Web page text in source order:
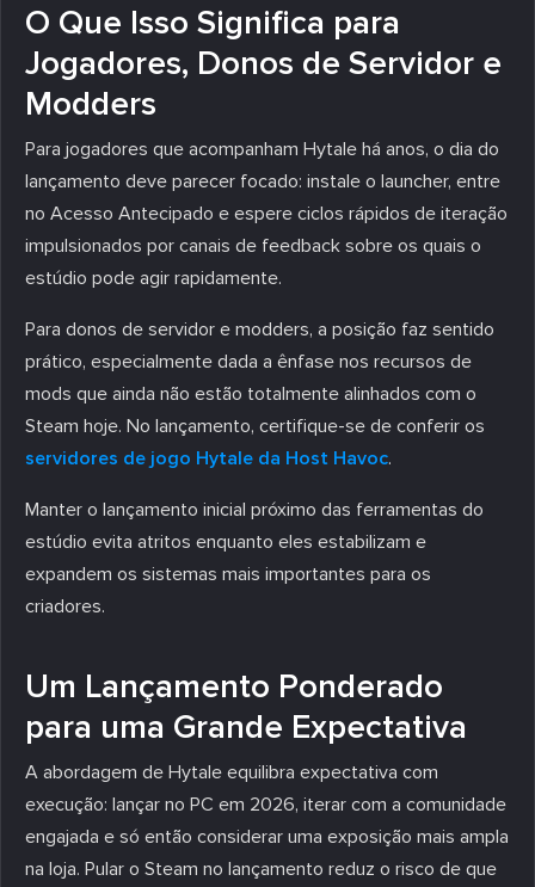
O Que Isso Significa para
Jogadores, Donos de Servidor e
Modders
Para jogadores que acompanham Hytale há anos, o dia do
lançamento deve parecer focado: instale o launcher, entre
no Acesso Antecipado e espere ciclos rápidos de iteração
impulsionados por canais de feedback sobre os quais o
estúdio pode agir rapidamente.
Para donos de servidor e modders, a posição faz sentido
prático, especialmente dada a ênfase nos recursos de
mods que ainda não estão totalmente alinhados com o
Steam hoje. No lançamento, certifique-se de conferir os
servidores de jogo Hytale da Host Havoc.
Manter o lançamento inicial próximo das ferramentas do
estúdio evita atritos enquanto eles estabilizam e
expandem os sistemas mais importantes para os
criadores.
Um Lançamento Ponderado
para uma Grande Expectativa
A abordagem de Hytale equilibra expectativa com
execução: lançar no PC em 2026, iterar com a comunidade
engajada e só então considerar uma exposição mais ampla
na loja. Pular o Steam no lançamento reduz o risco de que